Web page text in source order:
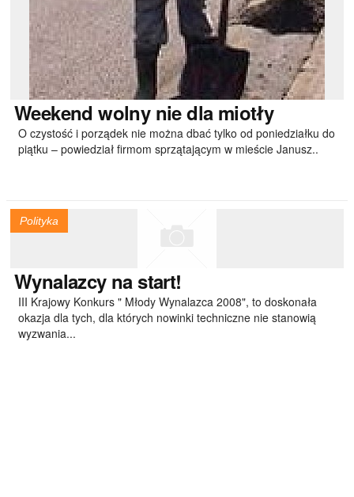
Weekend wolny nie dla miotły
O czystość i porządek nie można dbać tylko od poniedziałku do
piątku – powiedział firmom sprzątającym w mieście Janusz..
Polityka
Wynalazcyna start!
III Krajowy Konkurs " Młody Wynalazca 2008", to doskonała
okazja dla tych, dla których nowinki techniczne nie stanowią
wyzwania...